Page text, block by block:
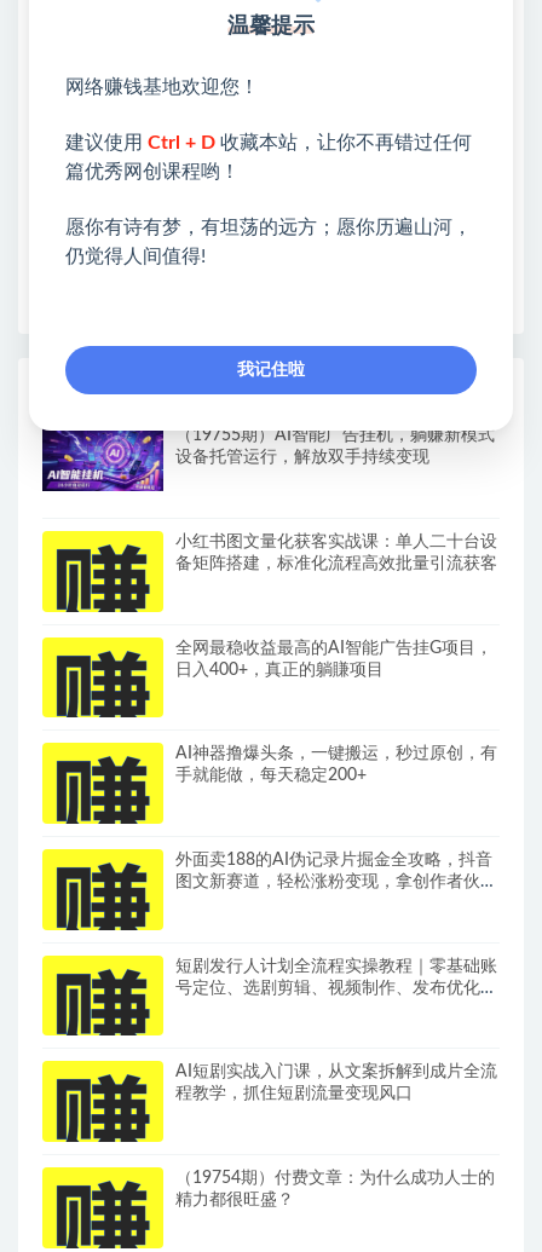
❤本站：本站整合多方资源站，主要面向互联网创业
❤能助您：找项目 + 低成本创业 + 减少信息差 + 见识
各种项目 + 提升网创认知。
开启网络之门，广受好评！
❤如果您也依存于互联网，欢迎加入本站会员，将尽
热门课程展示
（19755期）AI智能广告挂机，躺赚新模式
设备托管运行，解放双手持续变现
小红书图文量化获客实战课：单人二十台设
备矩阵搭建，标准化流程高效批量引流获客
全网最稳收益最高的AI智能广告挂G项目，
日入400+，真正的躺賺项目
AI神器撸爆头条，一键搬运，秒过原创，有
手就能做，每天稳定200+
外面卖188的AI伪记录片掘金全攻略，抖音
图文新赛道，轻松涨粉变现，拿创作者伙伴
短剧发行人计划全流程实操教程｜零基础账
号定位、选剧剪辑、视频制作、发布优化一
AI短剧实战入门课，从文案拆解到成片全流
程教学，抓住短剧流量变现风口
（19754期）付费文章：为什么成功人士的
精力都很旺盛？
温馨提示
网络赚钱基地欢迎您！
建议使用 Ctrl + D 收藏本站，让你不再错过任何
篇优秀网创课程哟！
愿你有诗有梦，有坦荡的远方；愿你历遍山河，
仍觉得人间值得!
我记住啦